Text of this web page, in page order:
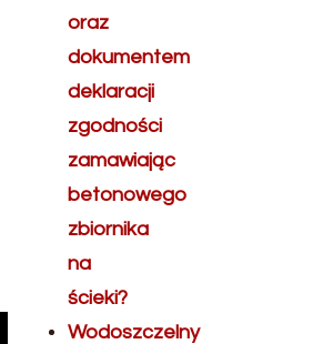
oraz
dokumentem
deklaracji
zgodności
zamawiając
betonowego
zbiornika
na
ścieki?
Wodoszczelny